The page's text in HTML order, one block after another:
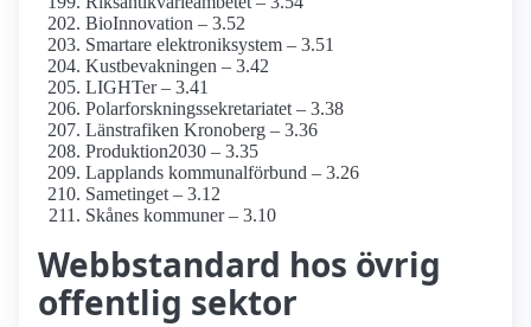
BioInnovation – 3.52
Smartare elektroniksystem – 3.51
Kust­bevakningen – 3.42
LIGHTer – 3.41
Polarforsknings­sekretariatet – 3.38
Länstrafiken Kronoberg – 3.36
Produktion2030 – 3.35
Lapplands kommunalförbund – 3.26
Sametinget – 3.12
Skånes kommuner – 3.10
Webbstandard hos övrig
offentlig sektor